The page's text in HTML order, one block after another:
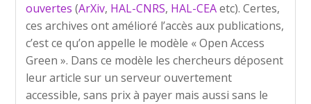
ouvertes (ArXiv, HAL-CNRS, HAL-CEAetc). Certes,
ces archives ont amélioré l’accès aux publications,
c’est ce qu’on appelle le modèle « Open Access
Green ». Dans ce modèle les chercheurs déposent
leur article sur un serveur ouvertement
accessible, sans prix à payer mais aussi sans le